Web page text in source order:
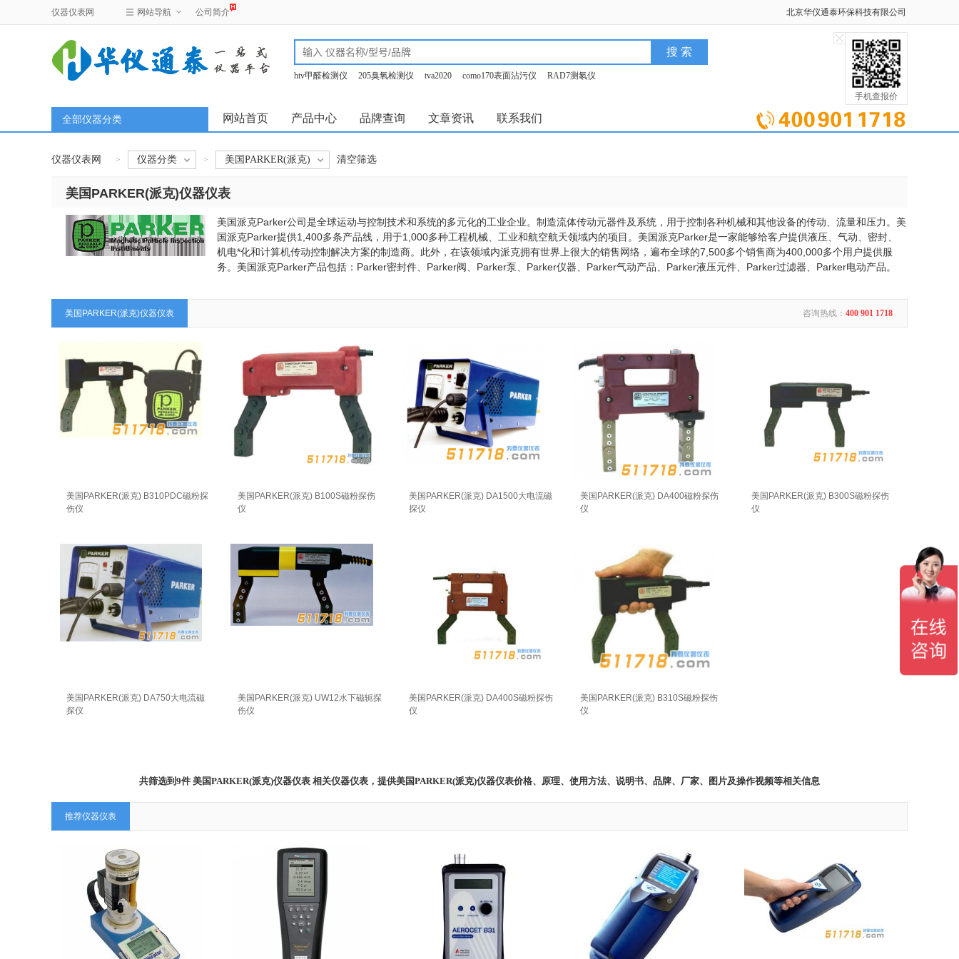
北京华仪通泰环保科技有限公司
仪器仪表网 网站导航 公司简介
htv甲醛检测仪 205臭氧检测仪 tva2020 como170表面沾污仪
RAD7测氡仪
手机查报价
网站首页 产品中心 品牌查询 文章资讯 联系我们
全部仪器分类
仪器仪表网 > 仪器分类 > 美国PARKER(派克) 清空筛选
美国PARKER(派克)仪器仪表
美国派克Parker公司是全球运动与控制技术和系统的多元化的工业企业。制造流体传动元器件及系统，用于控制各种机械和其他设备的传动、流量和压力。美
国派克Parker提供1,400多条产品线，用于1,000多种工程机械、工业和航空航天领域内的项目。美国派克Parker是一家能够给客户提供液压、气动、密封、
机电*化和计算机传动控制解决方案的制造商。此外，在该领域内派克拥有世界上很大的销售网络，遍布全球的7,500多个销售商为400,000多个用户提供服
务。美国派克Parker产品包括：Parker密封件、Parker阀、Parker泵、Parker仪器、Parker气动产品、Parker液压元件、Parker过滤器、Parker电动产品。
咨询热线： 400 901 1718
美国PARKER(派克)仪器仪表
美国PARKER(派克) B310PDC磁粉探
伤仪
美国PARKER(派克) B100S磁粉探伤
仪
美国PARKER(派克) DA1500大电流磁
探仪
美国PARKER(派克) DA400磁粉探伤
仪
美国PARKER(派克) B300S磁粉探伤
仪
美国PARKER(派克) DA750大电流磁
探仪
美国PARKER(派克) UW12水下磁轭探
伤仪
美国PARKER(派克) DA400S磁粉探伤
仪
美国PARKER(派克) B310S磁粉探伤
仪
共筛选到9件 美国PARKER(派克)仪器仪表 相关仪器仪表，提供美国PARKER(派克)仪器仪表价格、原理、使用方法、说明书、品牌、厂家、图片及操作视频等相关信息
推荐仪器仪表